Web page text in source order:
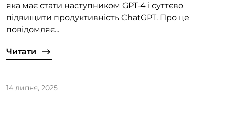
яка має стати наступником GPT-4 і суттєво
підвищити продуктивність ChatGPT. Про це
повідомляє...
Читати
14 липня, 2025